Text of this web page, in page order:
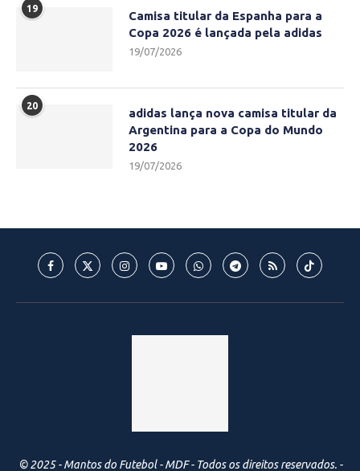
19
Camisa titular da Espanha para a
Copa 2026 é lançada pela adidas
19/07/2026
20
adidas lança nova camisa titular da
Argentina para a Copa do Mundo
2026
19/07/2026
© 2025 - Mantos do Futebol - MDF - Todos os direitos reservados. -